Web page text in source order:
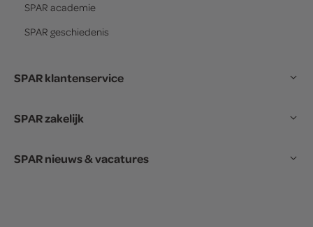
SPAR academie
SPAR geschiedenis
SPAR klantenservice
SPAR zakelijk
SPAR nieuws & vacatures